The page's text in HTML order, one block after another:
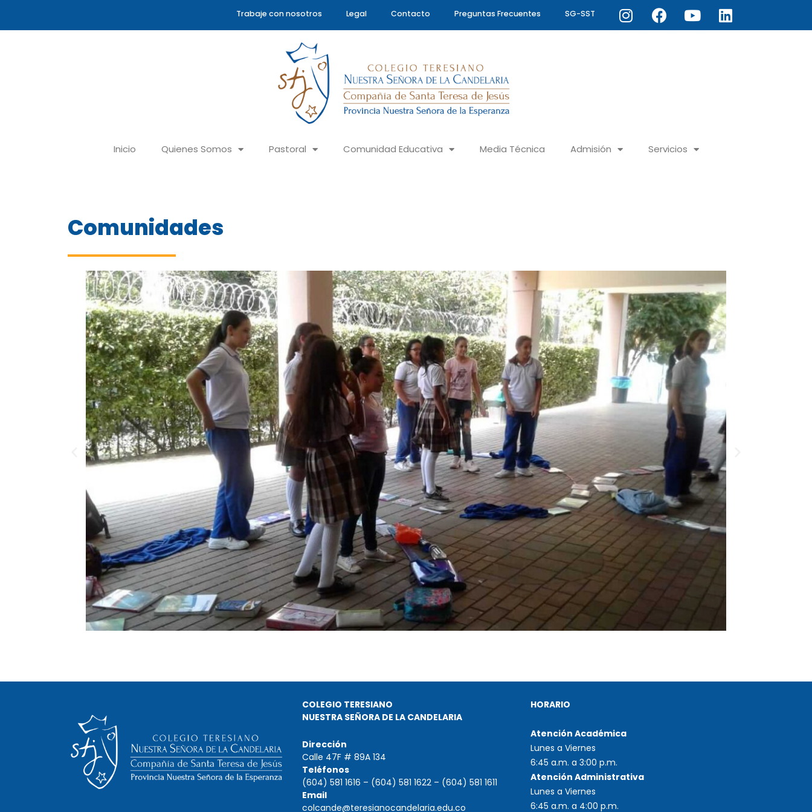
Trabaje con nosotros Legal Contacto Preguntas Frecuentes SG-SST Instagram
Facebook
YoutubeLinkedin
Inicio Quienes Somos Pastoral Comunidad Educativa Media Técnica Admisión Servicios
Comunidades
Anterior
COLEGIO TERESIANO
NUESTRA SEÑORA DE LA CANDELARIA
Dirección
Calle 47F # 89A 134
Teléfonos
(604) 581 1616 – (604) 581 1622 – (604) 581 1611
Email
colcande@teresianocandelaria.edu.co
HORARIO
Atención Académica
Lunes a Viernes
6:45 a.m. a 3:00 p.m.
Atención Administrativa
Lunes a Viernes
6:45 a.m. a 4:00 p.m.